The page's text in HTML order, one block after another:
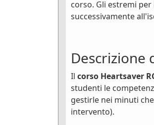
corso. Gli estremi
successivamente
Descrizione
Il corso Heartsaver
studenti le
gestirle nei minuti
intervento).